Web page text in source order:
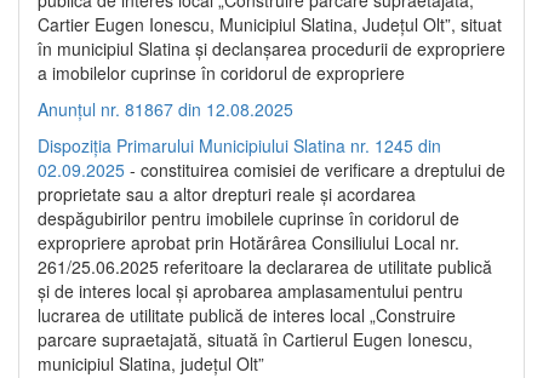
Cartier Eugen Ionescu, Municipiul Slatina, Județul Olt”, situat
în municipiul Slatina și declanșarea procedurii de expropriere
a imobilelor cuprinse în coridorul de expropriere
Anunțul nr. 81867 din 12.08.2025
Dispoziția Primarului Municipiului Slatina nr. 1245 din
02.09.2025 - constituirea comisiei de verificare a dreptului de
proprietate sau a altor drepturi reale și acordarea
despăgubirilor pentru imobilele cuprinse în coridorul de
expropriere aprobat prin Hotărârea Consiliului Local nr.
261/25.06.2025 referitoare la declararea de utilitate publică
și de interes local și aprobarea amplasamentului pentru
lucrarea de utilitate publică de interes local „Construire
parcare supraetajată, situată în Cartierul Eugen Ionescu,
municipiul Slatina, județul Olt”